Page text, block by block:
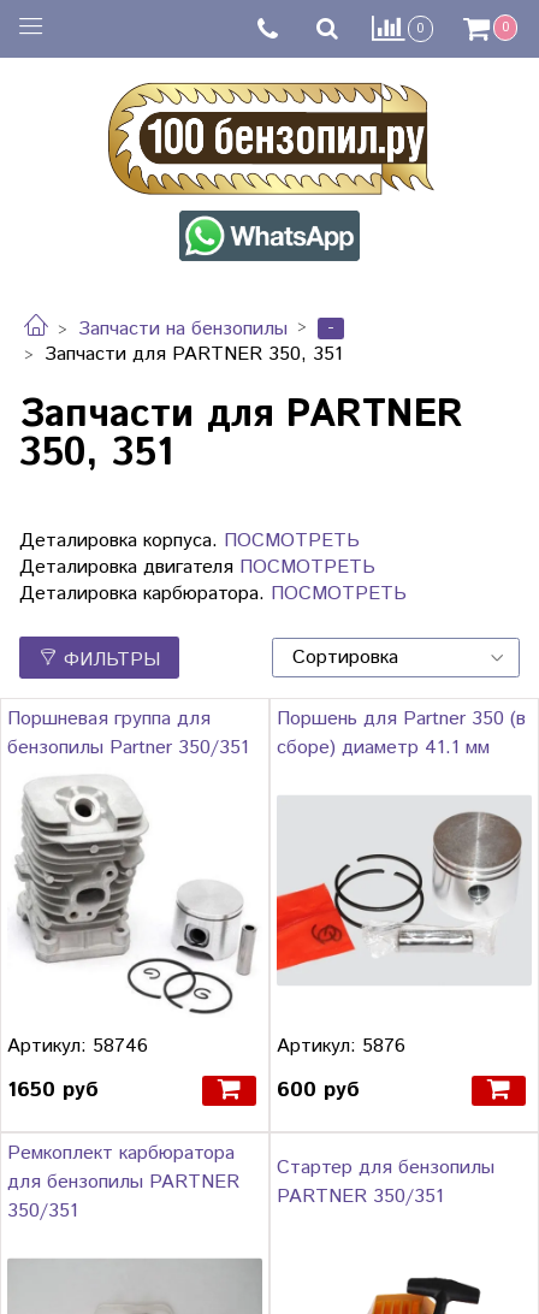
0 0
Запчасти на бензопилы
-
Запчасти для PARTNER 350, 351
Запчасти для PARTNER
350, 351
Деталировка корпуса. ПОСМОТРЕТЬ
Деталировка двигателя ПОСМОТРЕТЬ
Деталировка карбюратора. ПОСМОТРЕТЬ
ФИЛЬТРЫ
Поршневая группа для
бензопилы Partner 350/351
Артикул: 58746
1650 руб
Поршень для Partner 350 (в
сборе) диаметр 41.1 мм
Артикул: 5876
600 руб
Ремкоплект карбюратора
для бензопилы PARTNER
350/351
Стартер для бензопилы
PARTNER 350/351